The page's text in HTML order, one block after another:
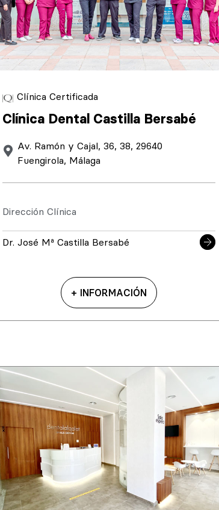
Clínica Certificada
Clínica Dental Castilla Bersabé
Av. Ramón y Cajal, 36, 38, 29640
Fuengirola, Málaga
Dirección Clínica
Dr. José Mª Castilla Bersabé
+ INFORMACIÓN